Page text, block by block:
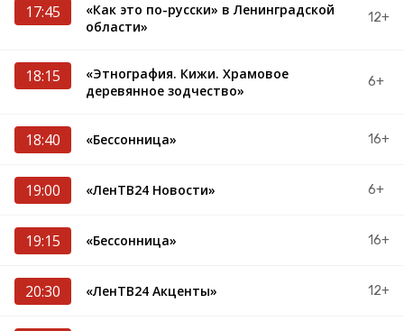
17:45
«Как это по-русски» в Ленинградской
области»
12+
18:15
«Этнография. Кижи. Храмовое
деревянное зодчество»
6+
18:40 «Бессонница» 16+
19:00 «ЛенТВ24 Новости» 6+
19:15 «Бессонница» 16+
20:30 «ЛенТВ24 Акценты» 12+